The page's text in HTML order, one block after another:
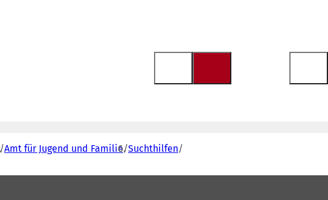
Amt für Jugend und Familie Suchthilfen